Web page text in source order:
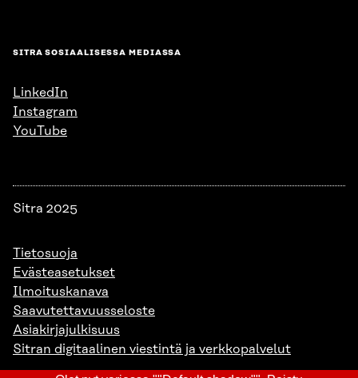
SITRA SOSIAALISESSA MEDIASSA
LinkedIn
Instagram
YouTube
Sitra 2025
Tietosuoja
Evästeasetukset
Ilmoituskanava
Saavutettavuusseloste
Asiakirjajulkisuus
Sitran digitaalinen viestintä ja verkkopalvelut